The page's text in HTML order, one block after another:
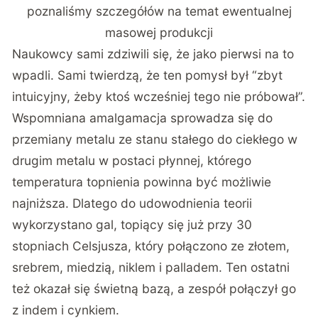
poznaliśmy szczegółów na temat ewentualnej
masowej produkcji
Naukowcy sami zdziwili się, że jako pierwsi na to
wpadli. Sami twierdzą, że ten pomysł był “zbyt
intuicyjny, żeby ktoś wcześniej tego nie próbował”.
Wspomniana amalgamacja sprowadza się do
przemiany metalu ze stanu stałego do ciekłego w
drugim metalu w postaci płynnej, którego
temperatura topnienia powinna być możliwie
najniższa. Dlatego do udowodnienia teorii
wykorzystano gal, topiący się już przy 30
stopniach Celsjusza, który połączono ze złotem,
srebrem, miedzią, niklem i palladem. Ten ostatni
też okazał się świetną bazą, a zespół połączył go
z indem i cynkiem.